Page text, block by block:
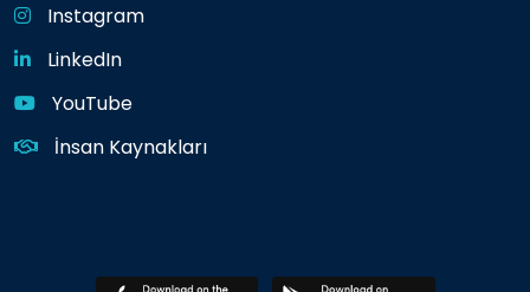
Instagram
LinkedIn
YouTube
İnsan Kaynakları